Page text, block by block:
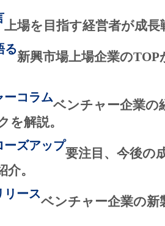
上場を目指す経営者が成
る
新興市場上場企業の
ーコラム
ベンチャー企業の
を解説。
ーズアップ
要注目、今後の
介。
リース
ベンチャー企業の新